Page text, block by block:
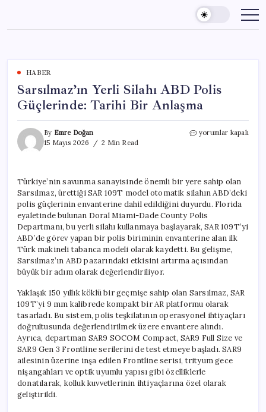
content
HABER
Sarsılmaz’ın Yerli Silahı ABD Polis
Güçlerinde: Tarihi Bir Anlaşma
By Emre Doğan
15 Mayıs 2026
2 Min Read
Sarsılmaz’ın
Güçlerinde:
Tarihi
Bir
Anlaşma
için
yorumlar kapalı
Türkiye’nin savunma sanayisinde önemli bir yere sahip olan
Sarsılmaz, ürettiği SAR 109T model otomatik silahın ABD’deki
polis güçlerinin envanterine dahil edildiğini duyurdu. Florida
eyaletinde bulunan Doral Miami-Dade County Polis
Departmanı, bu yerli silahı kullanmaya başlayarak, SAR 109T’yi
ABD’de görev yapan bir polis biriminin envanterine alan ilk
Türk makineli tabanca modeli olarak kaydetti. Bu gelişme,
Sarsılmaz’ın ABD pazarındaki etkisini artırma açısından
büyük bir adım olarak değerlendiriliyor.
Yaklaşık 150 yıllık köklü bir geçmişe sahip olan Sarsılmaz, SAR
109T’yi 9 mm kalibrede kompakt bir AR platformu olarak
tasarladı. Bu sistem, polis teşkilatının operasyonel ihtiyaçları
doğrultusunda değerlendirilmek üzere envantere alındı.
Ayrıca, departman SAR9 SOCOM Compact, SAR9 Full Size ve
SAR9 Gen 3 Frontline serilerini de test etmeye başladı. SAR9
ailesinin üzerine inşa edilen Frontline serisi, trityum gece
nişangahları ve optik uyumlu yapısı gibi özelliklerle
donatılarak, kolluk kuvvetlerinin ihtiyaçlarına özel olarak
geliştirildi.